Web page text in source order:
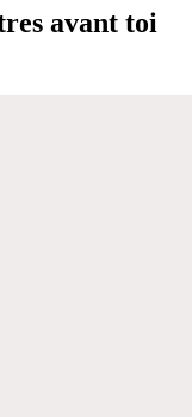
avant toi